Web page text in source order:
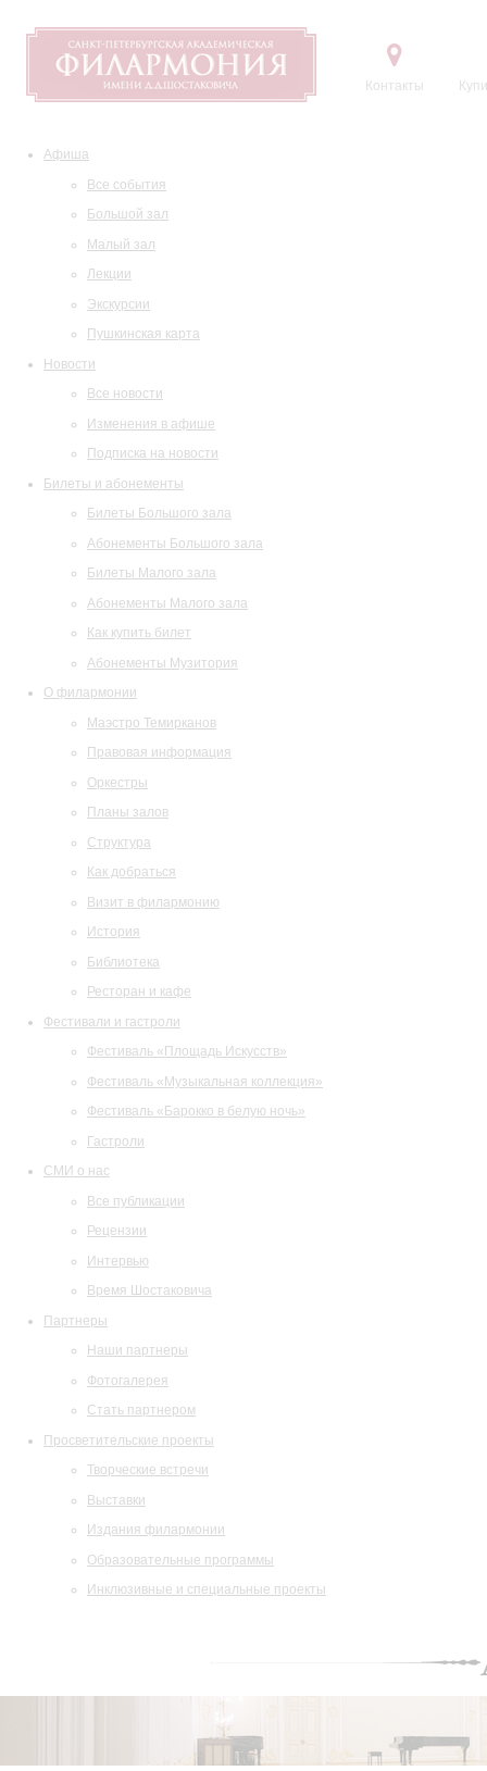
Контакты
Афиша
Все события
Большой зал
Малый зал
Лекции
Экскурсии
Пушкинская карта
Новости
Все новости
Изменения в афише
Подписка на новости
Билеты и абонементы
Билеты Большого зала
Абонементы Большого зала
Билеты Малого зала
Абонементы Малого зала
Как купить билет
Абонементы Музитория
О филармонии
Маэстро Темирканов
Правовая информация
Оркестры
Планы залов
Структура
Как добраться
Визит в филармонию
История
Библиотека
Ресторан и кафе
Фестивали и гастроли
Фестиваль «Площадь Искусств»
Фестиваль «Музыкальная коллекция»
Фестиваль «Барокко в белую ночь»
Гастроли
СМИ о нас
Все публикации
Рецензии
Интервью
Время Шостаковича
Партнеры
Наши партнеры
Фотогалерея
Стать партнером
Просветительские проекты
Творческие встречи
Выставки
Издания филармонии
Образовательные программы
Инклюзивные и специальные проекты